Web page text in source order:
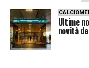
Ultime
novità